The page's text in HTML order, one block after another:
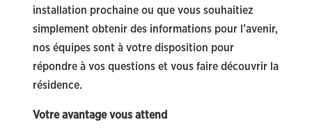
installation prochaine ou que vous souhaitiez
simplement obtenir des informations pour l’avenir,
nos équipes sont à votre disposition pour
répondre à vos questions et vous faire découvrir la
résidence.
Votre avantage vous attend